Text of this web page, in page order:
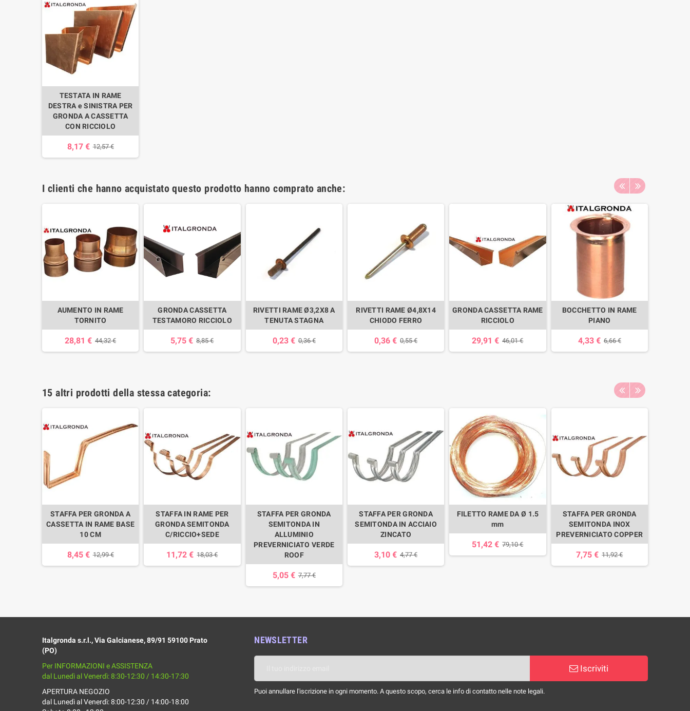
TESTATA IN RAME
DESTRA e SINISTRA PER
GRONDA A CASSETTA
CON RICCIOLO
8,17 € 12,57 €
I clienti che hanno acquistato questo prodotto hanno comprato anche:
AUMENTO IN RAME
TORNITO
28,81 € 44,32 €
GRONDA CASSETTA
TESTAMORO RICCIOLO
5,75 € 8,85 €
RIVETTI RAME Ø3,2X8 A
TENUTA STAGNA
0,23 € 0,36 €
RIVETTI RAME Ø4,8X14
CHIODO FERRO
0,36 € 0,55 €
GRONDA CASSETTA RAME
RICCIOLO
29,91 € 46,01 €
BOCCHETTO IN RAME
PIANO
4,33 € 6,66 €
15 altri prodotti della stessa categoria:
STAFFA PER GRONDA A
CASSETTA IN RAME BASE
10 CM
8,45 € 12,99 €
STAFFA IN RAME PER
GRONDA SEMITONDA
C/RICCIO+SEDE
11,72 € 18,03 €
STAFFA PER GRONDA
SEMITONDA IN
ALLUMINIO
PREVERNICIATO VERDE
ROOF
5,05 € 7,77 €
STAFFA PER GRONDA
SEMITONDA IN ACCIAIO
ZINCATO
3,10 € 4,77 €
FILETTO RAME DA Ø 1.5
mm
51,42 € 79,10 €
STAFFA PER GRONDA
SEMITONDA INOX
PREVERNICIATO COPPER
7,75 € 11,92 €
Italgronda s.r.l., Via Galcianese, 89/91 59100 Prato
(PO)
Per INFORMAZIONI e ASSISTENZA
dal Lunedì al Venerdì: 8:30-12:30 / 14:30-17:30
APERTURA NEGOZIO
dal Lunedì al Venerdì: 8:00-12:30 / 14:00-18:00
NEWSLETTER
Iscriviti
Puoi annullare l'iscrizione in ogni momento. A questo scopo, cerca le info di contatto nelle note legali.